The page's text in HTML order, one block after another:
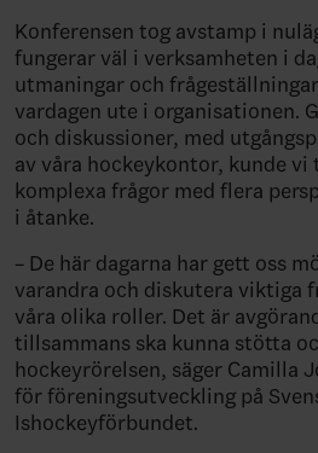
Konferensen tog avstamp i
fungerar väl i verksamheten i
utmaningar och
vardagen ute i organisationen.
och diskussioner, med
av våra hockeykontor, kunde vi
komplexa frågor med flera
i åtanke.
– De här dagarna har gett oss
varandra och diskutera viktiga
våra olika roller. Det är
tillsammans ska kunna stötta
hockeyrörelsen, säger Camilla
för föreningsutveckling på
Ishockeyförbundet.